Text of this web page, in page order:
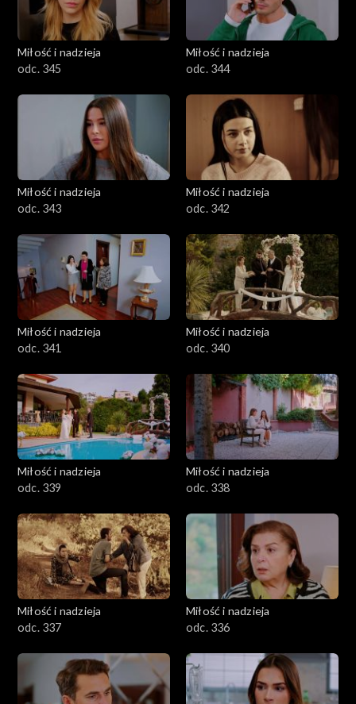
Miłość i nadzieja
odc. 345
Miłość i nadzieja
odc. 344
Miłość i nadzieja
odc. 343
Miłość i nadzieja
odc. 342
Miłość i nadzieja
odc. 341
Miłość i nadzieja
odc. 340
Miłość i nadzieja
odc. 339
Miłość i nadzieja
odc. 338
Miłość i nadzieja
odc. 337
Miłość i nadzieja
odc. 336